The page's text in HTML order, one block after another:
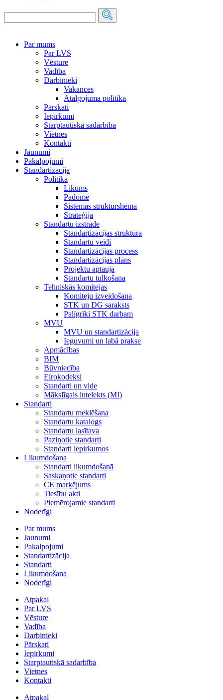
Par mums
Par LVS
Vēsture
Vadība
Darbinieki
Vakances
Atalgojuma politika
Pārskati
Iepirkumi
Starptautiskā sadarbība
Vietnes
Kontakti
Jaunumi
Pakalpojumi
Standartizācija
Politika
Likums
Padome
Sistēmas struktūrshēma
Stratēģija
Standartu izstrāde
Standartizācijas struktūra
Standartu veidi
Standartizācijas process
Standartizācijas plāns
Projektu aptauja
Standartu tulkošana
Tehniskās komitejas
Komiteju izveidošana
STK un DG saraksts
Palīgrīki STK darbam
MVU
MVU un standartizācija
Ieguvumi un labā prakse
Apmācības
BIM
Būvniecība
Eirokodeksi
Standarti un vide
Mākslīgais intelekts (MI)
Standarti
Standartu meklēšana
Standartu katalogs
Standartu lasītava
Paziņotie standarti
Standarti iepirkumos
Likumdošana
Standarti likumdošanā
Saskaņotie standarti
CE marķējums
Tiesību akti
Piemērojamie standarti
Noderīgi
Par mums
Jaunumi
Pakalpojumi
Standartizācija
Standarti
Likumdošana
Noderīgi
Atpakaļ
Par LVS
Vēsture
Vadība
Darbinieki
Pārskati
Iepirkumi
Starptautiskā sadarbība
Vietnes
Kontakti
Atpakaļ